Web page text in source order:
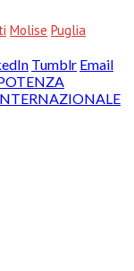
Molise Puglia
Tumblr Email